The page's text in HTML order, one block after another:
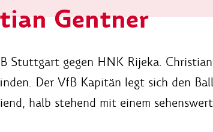
Gentner
Stuttgart gegen HNK Rijeka.
Der VfB Kapitän legt sich den
halb stehend mit einem